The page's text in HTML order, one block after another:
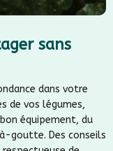
sans
dans votre
de vos légumes,
équipement, du
goutte. Des conseils